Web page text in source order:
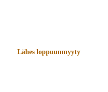
Lähes loppuunmyyty